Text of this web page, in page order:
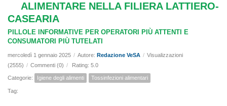
ALIMENTARE NELLA FILIERA LATTIERO-
CASEARIA
PILLOLE INFORMATIVE PER OPERATORI PIÙ ATTENTI E
CONSUMATORI PIÙ TUTELATI
mercoledì 1 gennaio 2025 / Autore: Redazione VeSA / Visualizzazioni
(2555) / Commenti (0) / Rating: 5.0
Categorie: Igiene degli alimenti Tossinfezioni alimentari
Tag: